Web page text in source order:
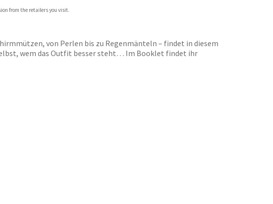
from the retailers you visit.
von Perlen bis zu Regenmänteln – findet in diesem
wem das Outfit besser steht… Im Booklet findet ihr